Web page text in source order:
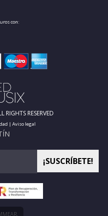
con:
RIGHTS RESERVED
| Aviso legal